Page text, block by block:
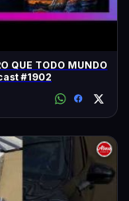
QUE TODO MUNDO
#1902